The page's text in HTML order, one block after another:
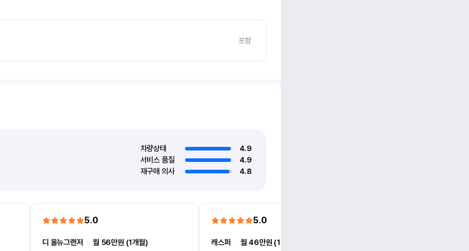
포함
차량상태
4.9
서비스 품질
4.9
재구매 의사
4.8
5.0
디 올뉴그랜저 ㅣ월 56만원 (1개월)
5.0
캐스퍼
월 46만원 (1개월)